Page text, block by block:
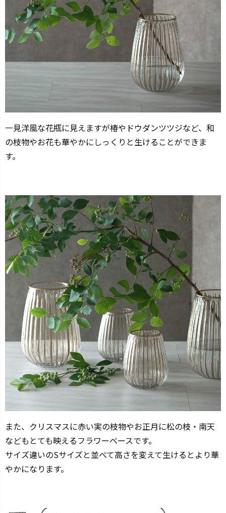
一見洋風な花瓶に見えますが椿やドウダンツツジなど、和
の枝物やお花も華やかにしっくりと生けることができま
す。
また、クリスマスに赤い実の枝物やお正月に松の枝・南天
などもとても映えるフラワーベースです。
サイズ違いのSサイズと並べて高さを変えて生けるとより華
やかになります。